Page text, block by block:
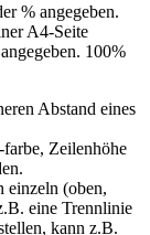
% angegeben.
A4-Seite
100%
Abstand eines
Zeilenhöhe
einzeln (oben,
eine Trennlinie
kann z.B.